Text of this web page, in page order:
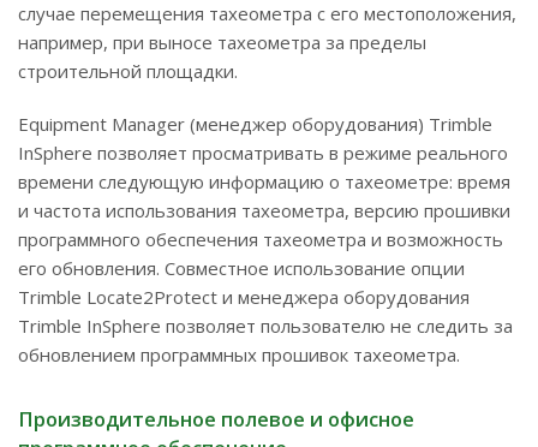
случае перемещения тахеометра с его местоположения,
например, при выносе тахеометра за пределы
строительной площадки.
Equipment Manager (менеджер оборудования) Trimble
InSphere позволяет просматривать в режиме реального
времени следующую информацию о тахеометре: время
и частота использования тахеометра, версию прошивки
программного обеспечения тахеометра и возможность
его обновления. Совместное использование опции
Trimble Locate2Protect и менеджера оборудования
Trimble InSphere позволяет пользователю не следить за
обновлением программных прошивок тахеометра.
Производительное полевое и офисное